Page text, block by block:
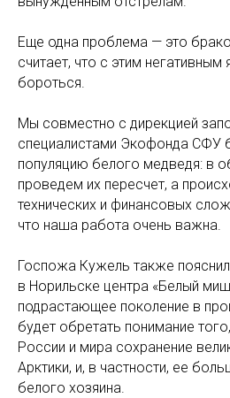
Еще одна проблема — это
считает, что с этим негативным
бороться.
Мы совместно с дирекцией
специалистами Экофонда СФУ
популяцию белого медведя: в
проведем их пересчет, а
технических и финансовых
что наша работа очень важна.
Госпожа Кужель также
в Норильске центра «Белый
подрастающее поколение в
будет обретать понимание
России и мира сохранение
Арктики, и, в частности, ее
белого хозяина.